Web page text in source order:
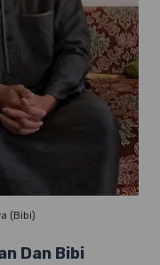
(Bibi)
Dan Bibi